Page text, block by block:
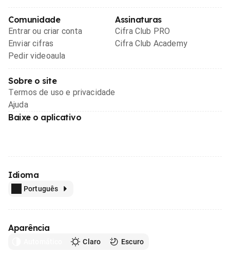
Comunidade
Entrar ou criar conta
Enviar cifras
Pedir videoaula
Assinaturas
Cifra Club PRO
Cifra Club Academy
Sobre o site
Termos de uso e privacidade
Ajuda
Baixe o aplicativo
Idioma
Português
Aparência
Claro Escuro